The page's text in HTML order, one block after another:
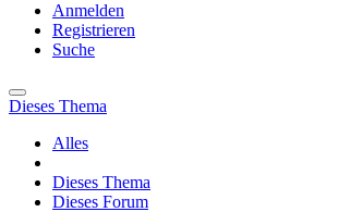
Anmelden
Registrieren
Suche
Dieses Thema
Alles
Dieses Thema
Dieses Forum